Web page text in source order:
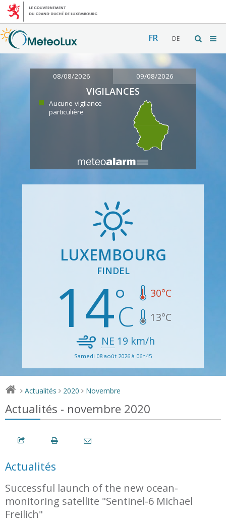
FR DE
08/08/2026 09/08/2026
VIGILANCES
Aucune vigilance
particulière
LUXEMBOURG
FINDEL
14 30°C
13°C
NE 19 km/h
Samedi 08 août 2026 à 06h45
> Actualités > 2020 > Novembre
Actualités - novembre 2020
Actualités
Successful launch of the new ocean-
monitoring satellite "Sentinel-6 Michael
Freilich"